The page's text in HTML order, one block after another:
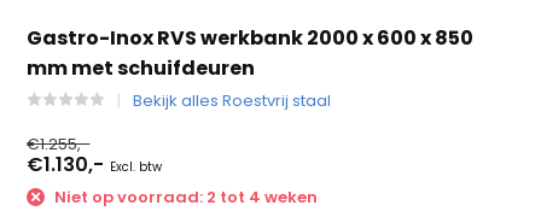
Gastro-Inox RVS werkbank 2000 x 600 x 850
mm met schuifdeuren
Bekijk alles Roestvrij staal
€1.255,-
€1.130,- Excl. btw
Niet op voorraad: 2 tot 4 weken